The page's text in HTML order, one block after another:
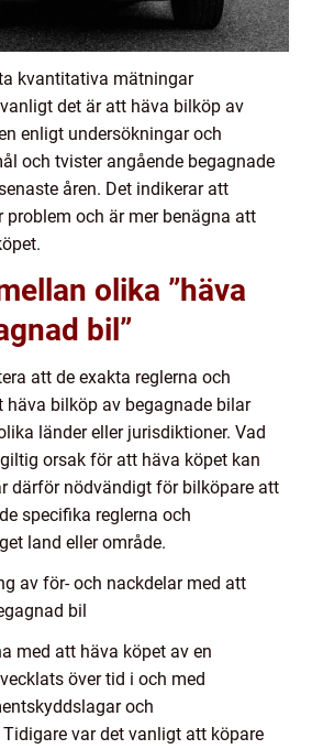
kvantitativa mätningar
det är att häva bilköp av
enligt undersökningar och
och tvister angående begagnade
åren. Det indikerar att
problem och är mer benägna att
olika ”häva
bil”
att de exakta reglerna och
häva bilköp av begagnade bilar
länder eller jurisdiktioner. Vad
orsak för att häva köpet kan
därför nödvändigt för bilköpare att
specifika reglerna och
land eller område.
av för- och nackdelar med att
bil
med att häva köpet av en
över tid i och med
och
var det vanligt att köpare